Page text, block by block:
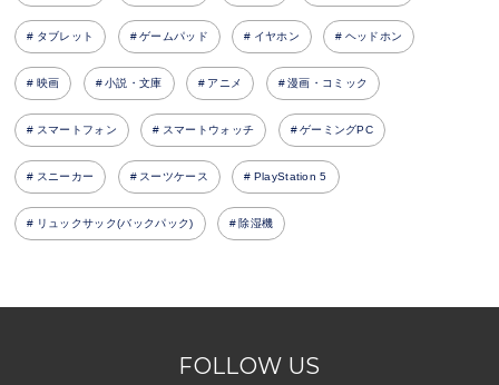
タブレット ゲームパッド イヤホン ヘッドホン
映画 小説・文庫 アニメ 漫画・コミック
スマートフォン スマートウォッチ ゲーミングPC
スニーカー スーツケース PlayStation 5
リュックサック(バックパック) 除湿機
FOLLOW US